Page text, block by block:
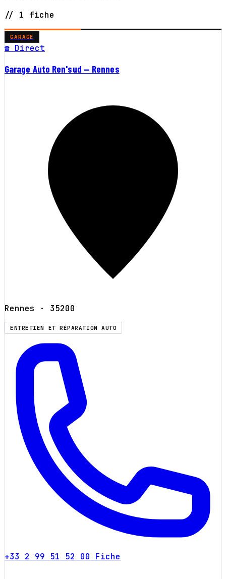
// 1 fiche
GARAGE
☎ Direct
Garage Auto Ren'sud — Rennes
Rennes · 35200
ENTRETIEN ET RÉPARATION AUTO
+33 2 99 51 52 00 Fiche